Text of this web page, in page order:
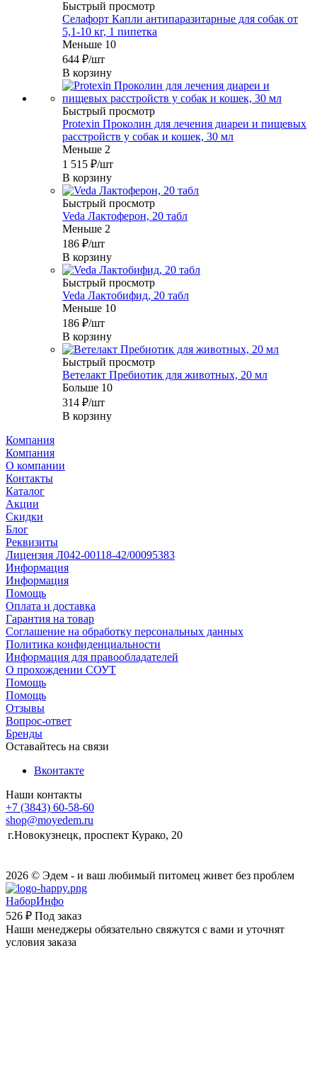
Быстрый просмотр
Селафорт Капли антипаразитарные для собак от
5,1-10 кг, 1 пипетка
Меньше 10
644 ₽/шт
В корзину
Быстрый просмотр
Protexin Проколин для лечения диареи и пищевых
расстройств у собак и кошек, 30 мл
Меньше 2
1 515 ₽/шт
В корзину
Быстрый просмотр
Veda Лактоферон, 20 табл
Меньше 2
186 ₽/шт
В корзину
Быстрый просмотр
Veda Лактобифид, 20 табл
Меньше 10
186 ₽/шт
В корзину
Быстрый просмотр
Ветелакт Пребиотик для животных, 20 мл
Больше 10
314 ₽/шт
В корзину
Компания
Компания
О компании
Контакты
Каталог
Акции
Скидки
Блог
Реквизиты
Лицензия Л042-00118-42/00095383
Информация
Информация
Помощь
Оплата и доставка
Гарантия на товар
Соглашение на обработку персональных данных
Политика конфиденциальности
Информация для правообладателей
О прохождении СОУТ
Помощь
Помощь
Отзывы
Вопрос-ответ
Бренды
Оставайтесь на связи
Вконтакте
Наши контакты
+7 (3843) 60-58-60
shop@moyedem.ru
г.Новокузнецк, проспект Курако, 20
2026 © Эдем - и ваш любимый питомец живет без проблем
НаборИнфо
526 ₽ Под заказ
Наши менеджеры обязательно свяжутся с вами и уточнят
условия заказа